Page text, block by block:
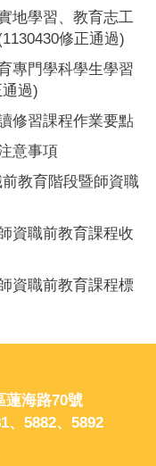
地學習、教育志工
修正通過)
專門學科學生學習
過)
修習課程作業要點
意事項
教育階段暨師資職
資職前教育課程收
資職前教育課程標
蓮海路70號
、5882、5892